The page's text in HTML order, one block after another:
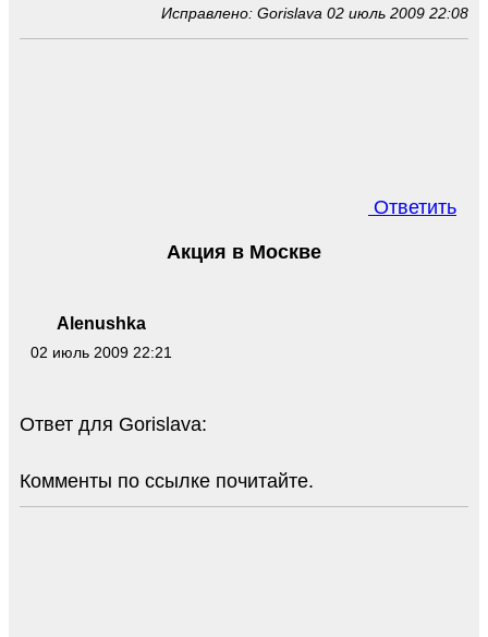
Исправлено: Gorislava 02 июль 2009 22:08
Ответить
Alenushka
02 июль 2009 22:21
Акция в Москве
Ответ для Gorislava:
Комменты по ссылке почитайте.